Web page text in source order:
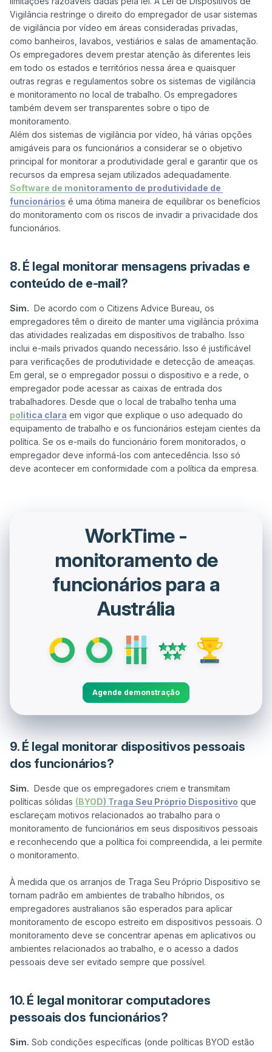
Vigilância restringe o direito do empregador de usar sistemas
de vigilância por vídeo em áreas consideradas privadas,
como banheiros, lavabos, vestiários e salas de amamentação.
Os empregadores devem prestar atenção às diferentes leis
em todo os estados e territórios nessa área e quaisquer
outras regras e regulamentos sobre os sistemas de vigilância
e monitoramento no local de trabalho. Os empregadores
também devem ser transparentes sobre o tipo de
monitoramento.
Além dos sistemas de vigilância por vídeo, há várias opções
amigáveis para os funcionários a considerar se o objetivo
principal for monitorar a produtividade geral e garantir que os
Software de monitoramento de produtividade de
funcionários é uma ótima maneira de equilibrar os benefícios
do monitoramento com os riscos de invadir a privacidade dos
8. É legal monitorar mensagens privadas e
conteúdo de e-mail?
Sim.
  De acordo com o Citizens Advice Bureau, os
empregadores têm o direito de manter uma vigilância próxima
das atividades realizadas em dispositivos de trabalho. Isso
inclui e-mails privados quando necessário. Isso é justificável
para verificações de produtividade e detecção de ameaças.
Em geral, se o empregador possui o dispositivo e a rede, o
empregador pode acessar as caixas de entrada dos
política clara em vigor que explique o uso adequado do
equipamento de trabalho e os funcionários estejam cientes da
política. Se os e-mails do funcionário forem monitorados, o
empregador deve informá-los com antecedência. Isso só
WorkTime -
monitoramento de
funcionários para a
Austrália
Agende demonstração
9. É legal monitorar dispositivos pessoais
dos funcionários?
Sim.
  Desde que os empregadores criem e transmitam
políticas sólidas (BYOD) Traga Seu Próprio Dispositivo que
esclareçam motivos relacionados ao trabalho para o
monitoramento de funcionários em seus dispositivos pessoais
e reconhecendo que a política foi compreendida, a lei permite
o monitoramento.
À medida que os arranjos de Traga Seu Próprio Dispositivo se
tornam padrão em ambientes de trabalho híbridos, os
empregadores australianos são esperados para aplicar
monitoramento de escopo estreito em dispositivos pessoais. O
monitoramento deve se concentrar apenas em aplicativos ou
ambientes relacionados ao trabalho, e o acesso a dados
10. É legal monitorar computadores
pessoais dos funcionários?
Sim. Sob condições específicas (onde políticas BYOD estão